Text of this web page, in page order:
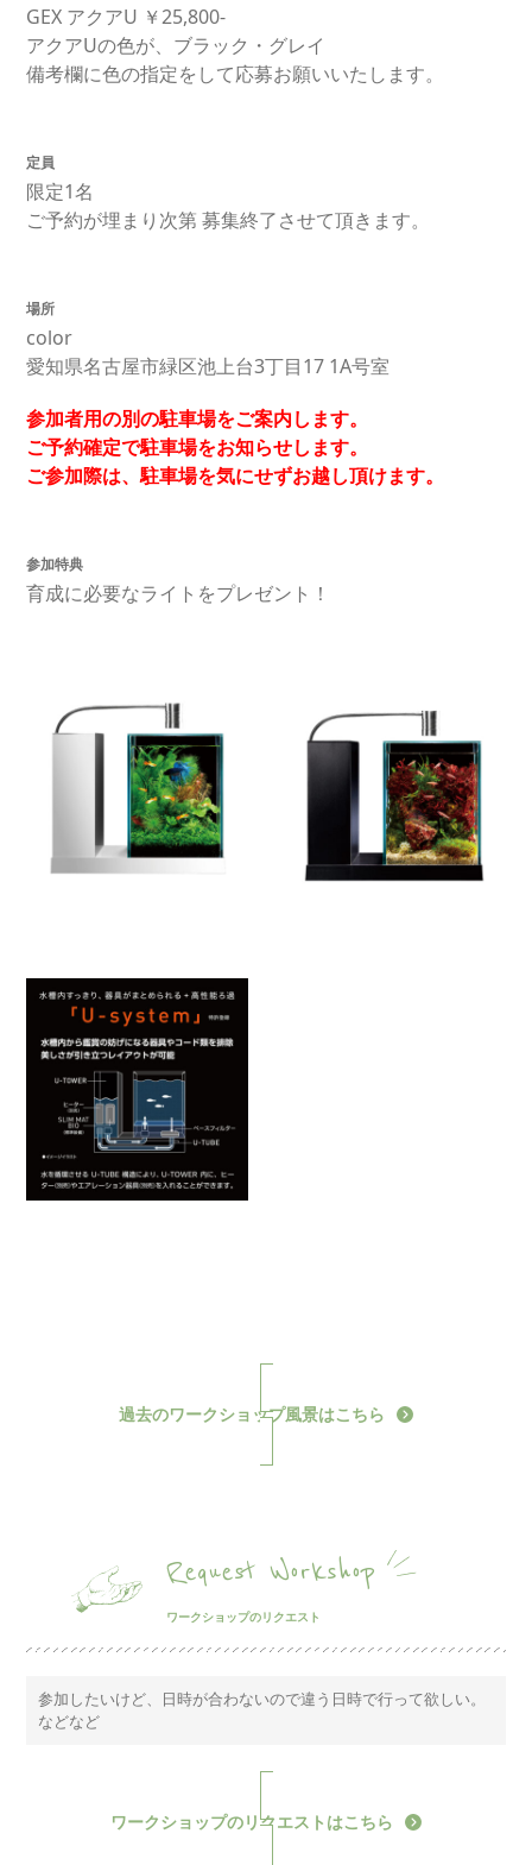
GEX アクアU ￥25,800-
アクアUの色が、ブラック・グレイ
備考欄に色の指定をして応募お願いいたします。
定員
限定1名
ご予約が埋まり次第 募集終了させて頂きます。
場所
color
愛知県名古屋市緑区池上台3丁目17 1A号室
参加者用の別の駐車場をご案内します。
ご予約確定で駐車場をお知らせします。
ご参加際は、駐車場を気にせずお越し頂けます。
参加特典
育成に必要なライトをプレゼント！
過去のワークショップ風景はこちら
Request Workshop
ワークショップのリクエスト
参加したいけど、日時が合わないので違う日時で行って欲しい。
などなど
ワークショップのリクエストはこちら